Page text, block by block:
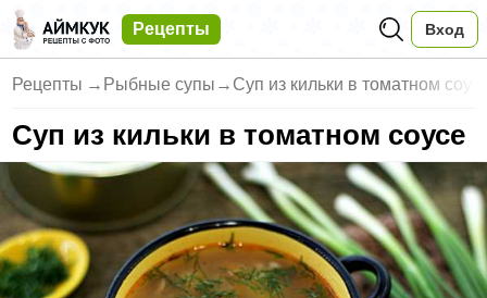
Рецепты Вход
Рецепты → Рыбные супы → Суп из кильки в томатном
Суп из кильки в томатном соусе